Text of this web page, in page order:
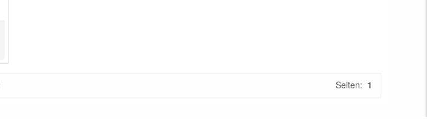
Seiten: 1